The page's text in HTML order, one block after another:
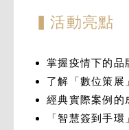
▍活動亮點
掌握疫情下的品
了解「數位策展
經典實際案例的
「智慧簽到手